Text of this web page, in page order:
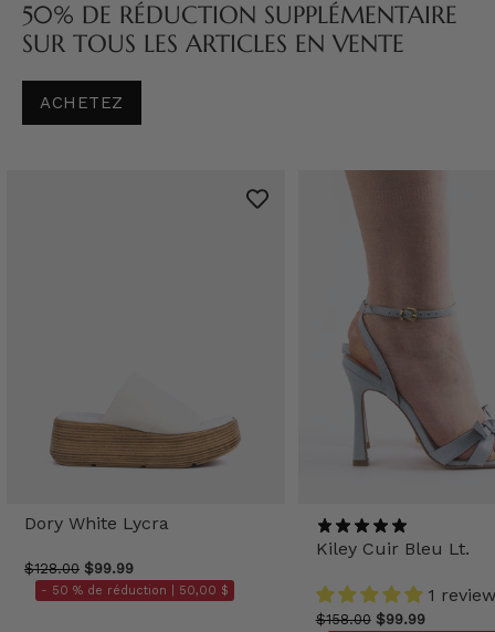
50% DE RÉDUCTION SUPPLÉMENTAIRE
SUR TOUS LES ARTICLES EN VENTE
ACHETEZ
Dory White Lycra
$128.00 $99.99
- 50 % de réduction | 50,00 $
Kiley Cuir Bleu Lt.
1 review
$158.00 $99.99